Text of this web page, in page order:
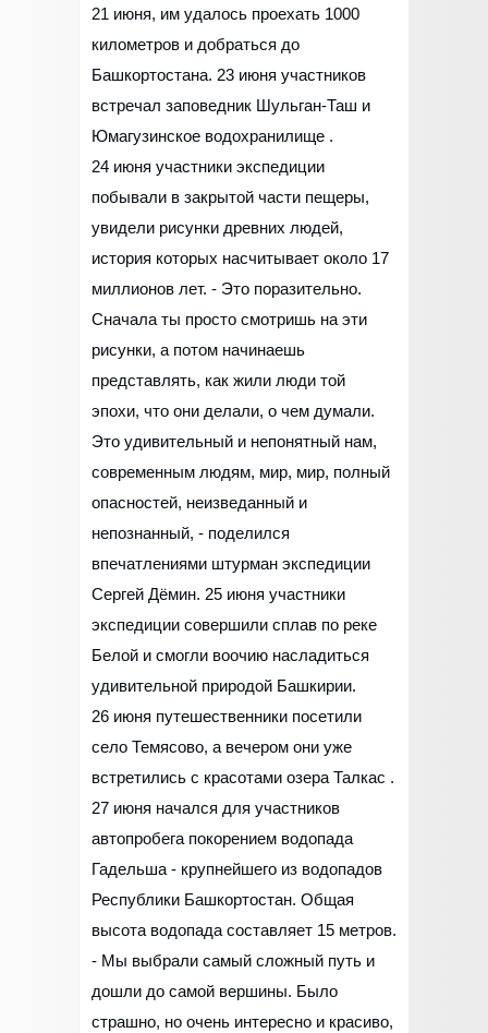
21 июня, им удалось проехать 1000
километров и добраться до
Башкортостана. 23 июня участников
встречал заповедник Шульган-Таш и
Юмагузинское водохранилище .
24 июня участники экспедиции
побывали в закрытой части пещеры,
увидели рисунки древних людей,
история которых насчитывает около 17
миллионов лет. - Это поразительно.
Сначала ты просто смотришь на эти
рисунки, а потом начинаешь
представлять, как жили люди той
эпохи, что они делали, о чем думали.
Это удивительный и непонятный нам,
современным людям, мир, мир, полный
опасностей, неизведанный и
непознанный, - поделился
впечатлениями штурман экспедиции
Сергей Дёмин. 25 июня участники
экспедиции совершили сплав по реке
Белой и смогли воочию насладиться
удивительной природой Башкирии.
26 июня путешественники посетили
село Темясово, а вечером они уже
встретились с красотами озера Талкас .
27 июня начался для участников
автопробега покорением водопада
Гадельша - крупнейшего из водопадов
Республики Башкортостан. Общая
высота водопада составляет 15 метров.
- Мы выбрали самый сложный путь и
дошли до самой вершины. Было
страшно, но очень интересно и красиво,